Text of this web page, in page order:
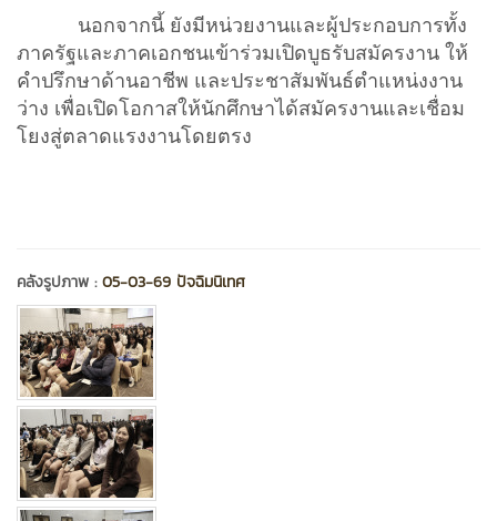
นอกจากนี้ ยังมีหน่วยงานและผู้ประกอบการทั้ง
ภาครัฐและภาคเอกชนเข้าร่วมเปิดบูธรับสมัครงาน ให้
คำปรึกษาด้านอาชีพ และประชาสัมพันธ์ตำแหน่งงาน
ว่าง เพื่อเปิดโอกาสให้นักศึกษาได้สมัครงานและเชื่อม
โยงสู่ตลาดแรงงานโดยตรง
คลังรูปภาพ :05-03-69 ปัจฉิมนิเทศ